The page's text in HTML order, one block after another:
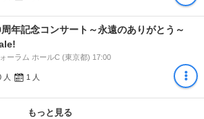
年記念コンサート～永遠のありがとう～
ーラム ホールC (東京都) 17:00
人 1 人
もっと見る